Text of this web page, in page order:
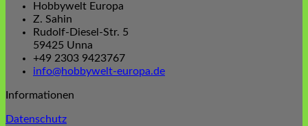
1,29 €0,99 €.
Hobbywelt Europa
Z. Sahin
Rudolf-Diesel-Str. 5
59425 Unna
+49 2303 9423767
info@hobbywelt-europa.de
Informationen
Datenschutz